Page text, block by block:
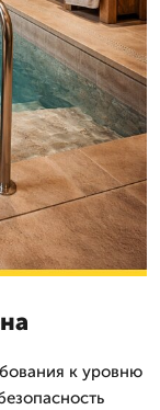
к уровню